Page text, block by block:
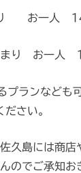
り お一人
まり お一人
ランなども
ださい。
久島には商店
のでご承知お